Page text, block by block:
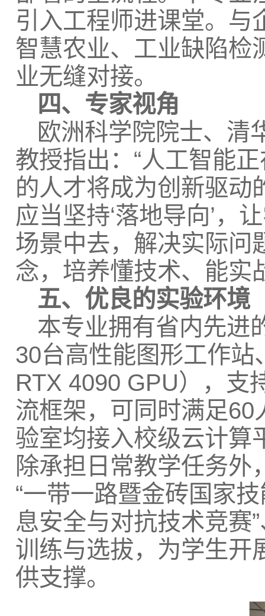
引入工程师进课堂。与
智慧农业、工业缺陷检
业无缝对接。
四、专家视角
欧洲科学院院士、清
教授指出：“人工智能
的人才将成为创新驱动
应当坚持‘落地导向’，
场景中去，解决实际问
念，培养懂技术、能实
五、优良的实验环境
本专业拥有省内先进
30台高性能图形工作
RTX 4090 GPU），支
流框架，可同时满足
验室均接入校级云计算
除承担日常教学任务外
“一带一路暨金砖国家
息安全与对抗技术竞赛
训练与选拔，为学生开
供支撑。